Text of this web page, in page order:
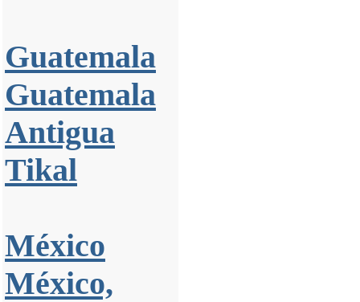
Guatemala
Guatemala
Antigua
Tikal
México
México,